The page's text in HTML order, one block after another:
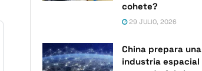
cohete?
29 JULIO, 2026
China prepara una
industria espacial